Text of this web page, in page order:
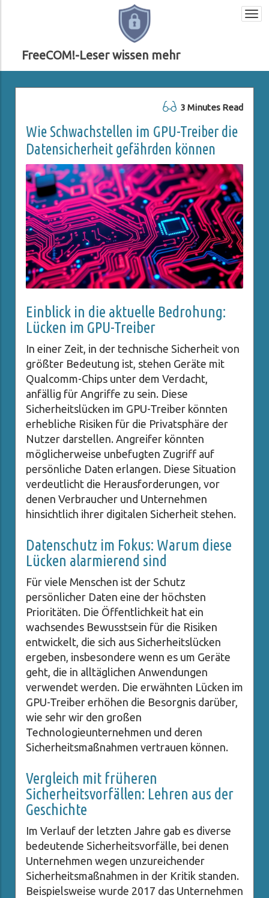
FreeCOM!-Leser wissen mehr
3 Minutes Read
Wie Schwachstellen im GPU-Treiber die
Datensicherheit gefährden können
Einblick in die aktuelle Bedrohung:
Lücken im GPU-Treiber
In einer Zeit, in der technische Sicherheit von
größter Bedeutung ist, stehen Geräte mit
Qualcomm-Chips unter dem Verdacht,
anfällig für Angriffe zu sein. Diese
Sicherheitslücken im GPU-Treiber könnten
erhebliche Risiken für die Privatsphäre der
Nutzer darstellen. Angreifer könnten
möglicherweise unbefugten Zugriff auf
persönliche Daten erlangen. Diese Situation
verdeutlicht die Herausforderungen, vor
denen Verbraucher und Unternehmen
hinsichtlich ihrer digitalen Sicherheit stehen.
Datenschutz im Fokus: Warum diese
Lücken alarmierend sind
Für viele Menschen ist der Schutz
persönlicher Daten eine der höchsten
Prioritäten. Die Öffentlichkeit hat ein
wachsendes Bewusstsein für die Risiken
entwickelt, die sich aus Sicherheitslücken
ergeben, insbesondere wenn es um Geräte
geht, die in alltäglichen Anwendungen
verwendet werden. Die erwähnten Lücken im
GPU-Treiber erhöhen die Besorgnis darüber,
wie sehr wir den großen
Technologieunternehmen und deren
Sicherheitsmaßnahmen vertrauen können.
Vergleich mit früheren
Sicherheitsvorfällen: Lehren aus der
Geschichte
Im Verlauf der letzten Jahre gab es diverse
bedeutende Sicherheitsvorfälle, bei denen
Unternehmen wegen unzureichender
Sicherheitsmaßnahmen in der Kritik standen.
Beispielsweise wurde 2017 das Unternehmen